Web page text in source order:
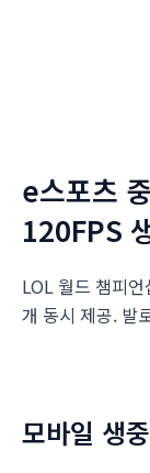
e스포츠
120FPS
LOL 월드 챔피
개 동시 제공. 발
모바일 생